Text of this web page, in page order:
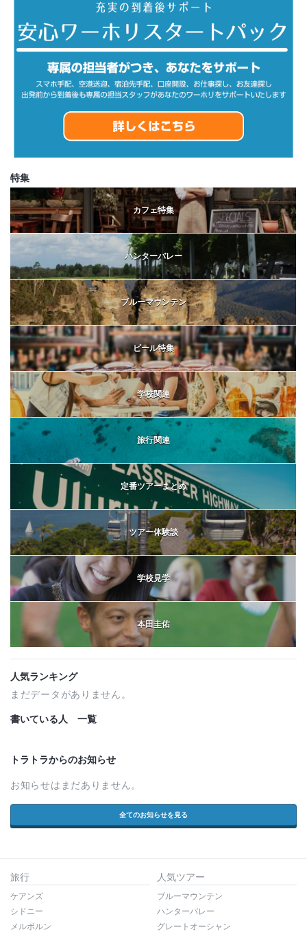
特集
カフェ特集
ハンターバレー
ブルーマウンテン
ビール特集
学校関連
旅行関連
定番ツアーまとめ
ツアー体験談
学校見学
本田圭佑
人気ランキング
まだデータがありません。
書いている人 一覧
トラトラからのお知らせ
お知らせはまだありません。
全てのお知らせを見る
旅行
ケアンズ
シドニー
メルボルン
人気ツアー
ブルーマウンテン
ハンターバレー
グレートオーシャン